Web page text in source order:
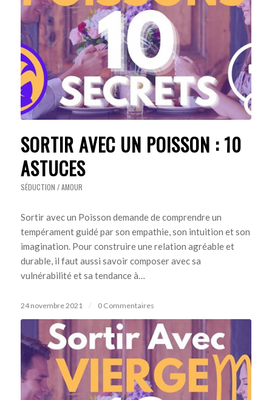
SORTIR AVEC UN POISSON : 10
ASTUCES
SÉDUCTION / AMOUR
Sortir avec un Poisson demande de comprendre un
tempérament guidé par son empathie, son intuition et son
imagination. Pour construire une relation agréable et
durable, il faut aussi savoir composer avec sa
vulnérabilité et sa tendance à…
24 novembre 2021 / 0 Commentaires